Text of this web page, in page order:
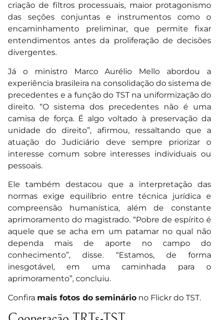
criação de filtros processuais, maior protagonismo
das seções conjuntas e instrumentos como o
encaminhamento preliminar, que permite fixar
entendimentos antes da proliferação de decisões
divergentes.
Já o ministro Marco Aurélio Mello abordou a
experiência brasileira na consolidação do sistema de
precedentes e a função do TST na uniformização do
direito. “O sistema dos precedentes não é uma
camisa de força. É algo voltado à preservação da
unidade do direito”, afirmou, ressaltando que a
atuação do Judiciário deve sempre priorizar o
interesse comum sobre interesses individuais ou
pessoais.
Ele também destacou que a interpretação das
normas exige equilíbrio entre técnica jurídica e
compreensão humanística, além de constante
aprimoramento do magistrado. “Pobre de espírito é
aquele que se acha em um patamar no qual não
dependa mais de aporte no campo do
conhecimento”, disse. “Estamos, de forma
inesgotável, em uma caminhada para o
aprimoramento”, concluiu.
Confira mais fotos do seminário no Flickr do TST.